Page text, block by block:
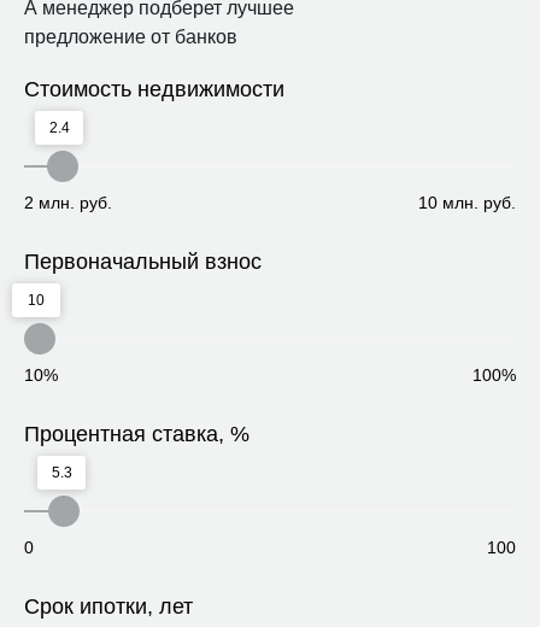
А менеджер подберет лучшее
предложение от банков
Стоимость недвижимости
2.4
2 млн. руб. 10 млн. руб.
Первоначальный взнос
10
10% 100%
Процентная ставка, %
5.3
0 100
Срок ипотки, лет